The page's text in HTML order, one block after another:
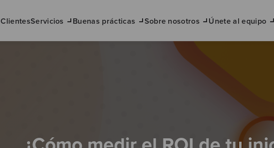
ClientesServicios Buenas prácticas Sobre nosotros Únete al equipo